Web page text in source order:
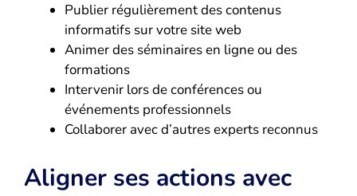
Publier régulièrement des contenus
informatifs sur votre site web
Animer des séminaires en ligne ou des
formations
Intervenir lors de conférences ou
événements professionnels
Collaborer avec d’autres experts reconnus
Aligner ses actions avec